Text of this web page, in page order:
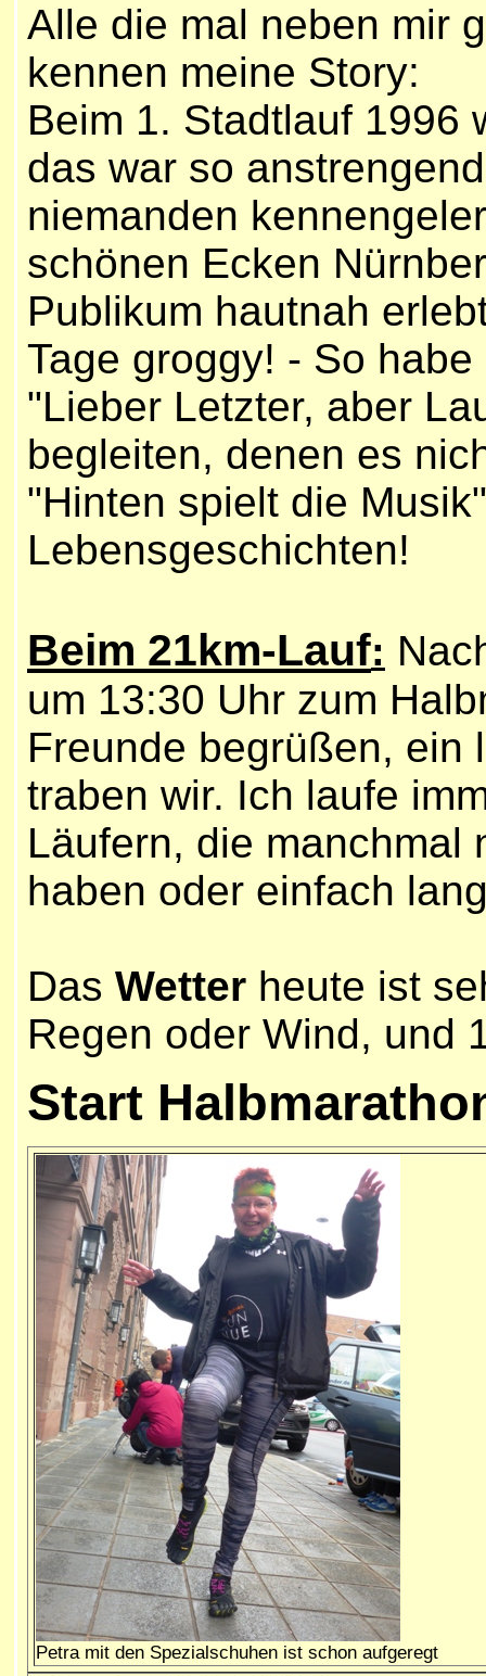
Alle die mal neben mir
kennen meine Story:
Beim 1. Stadtlauf 1996
das war so
niemanden
schönen Ecken
Publikum hautnah
Tage groggy! - So
"Lieber Letzter, aber
begleiten, denen es
"Hinten spielt die
Lebensgeschichten!
Beim 21km-Lauf:
um 13:30 Uhr zum
Freunde begrüßen, ein
traben wir. Ich laufe
Läufern, die manchmal
haben oder einfach
Das Wetter heute ist
Regen oder Wind, und
Start
Petra mit den Spezialschuhen ist schon aufgeregt